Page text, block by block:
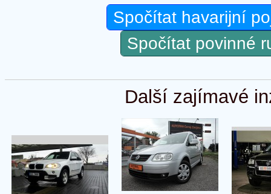
Spočítat havarijní
Spočítat povinné
Další zajímavé